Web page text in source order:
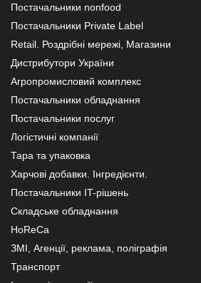
Постачальники nonfood
Постачальники Private Label
Retail. Роздрібні мережі, Магазини
Дистрибутори України
Агропромисловий комплекс
Постачальники обладнання
Постачальники послуг
Логістичні компанії
Тара та упаковка
Харчові добавки. Інгредієнти.
Постачальники IT-рішень
Складське обладнання
HoReCa
ЗМІ, Агенції, реклама, поліграфія
Транспорт